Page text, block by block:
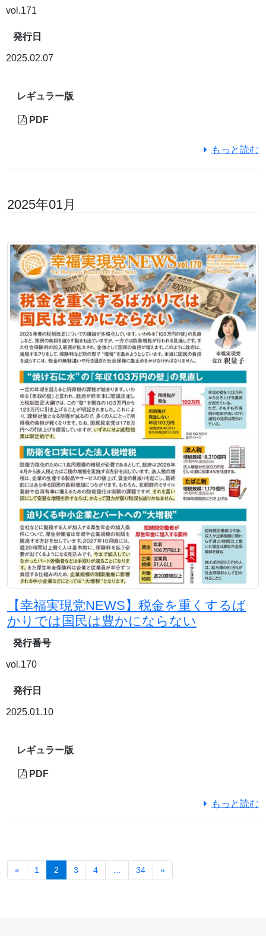
vol.171
発行日
2025.02.07
レギュラー版
PDF
もっと読む
2025年01月
【幸福実現党NEWS】税金を重くするば
かりでは国民は豊かにならない
発行番号
vol.170
発行日
2025.01.10
レギュラー版
PDF
もっと読む
« 1 2 3 4 34 »